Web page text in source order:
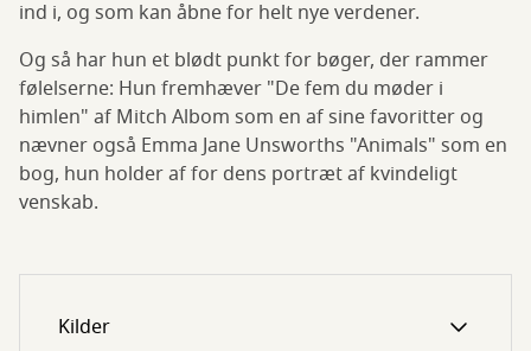
ind i, og som kan åbne for helt nye verdener.
Og så har hun et blødt punkt for bøger, der rammer
følelserne: Hun fremhæver "De fem du møder i
himlen" af Mitch Albom som en af sine favoritter og
nævner også Emma Jane Unsworths "Animals" som en
bog, hun holder af for dens portræt af kvindeligt
venskab.
Kilder